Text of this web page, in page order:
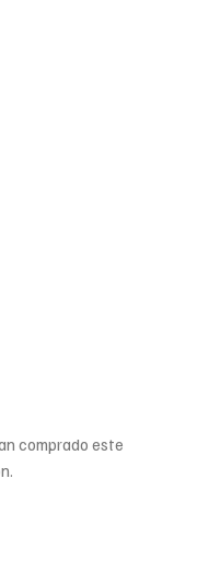
comprado este